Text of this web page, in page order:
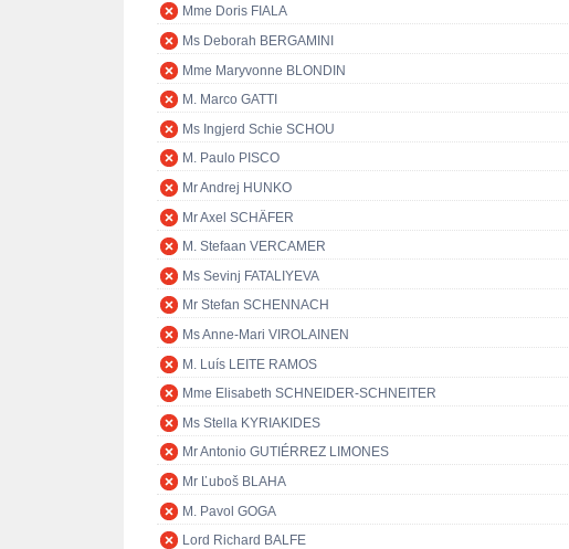
Mme Doris FIALA
Ms Deborah BERGAMINI
Mme Maryvonne BLONDIN
M. Marco GATTI
Ms Ingjerd Schie SCHOU
M. Paulo PISCO
Mr Andrej HUNKO
Mr Axel SCHÄFER
M. Stefaan VERCAMER
Ms Sevinj FATALIYEVA
Mr Stefan SCHENNACH
Ms Anne-Mari VIROLAINEN
M. Luís LEITE RAMOS
Mme Elisabeth SCHNEIDER-SCHNEITER
Ms Stella KYRIAKIDES
Mr Antonio GUTIÉRREZ LIMONES
Mr Ľuboš BLAHA
M. Pavol GOGA
Lord Richard BALFE